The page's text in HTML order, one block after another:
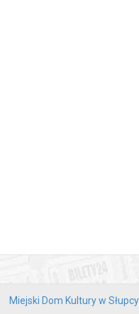
Miejski Dom Kultury w Słupcy